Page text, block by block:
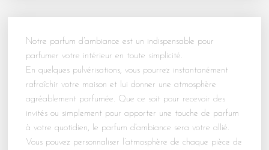
Notre parfum d’ambiance est un indispensable pour
parfumer votre intérieur en toute simplicité.
En quelques pulvérisations, vous pourrez instantanément
rafraîchir votre maison et lui donner une atmosphère
agréablement parfumée. Que ce soit pour recevoir des
invités ou simplement pour apporter une touche de parfum
à votre quotidien, le parfum d’ambiance sera votre allié.
Vous pouvez personnaliser l’atmosphère de chaque pièce de